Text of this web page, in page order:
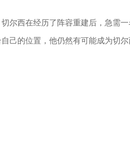
尔西在经历了阵容重建后，急需
己的位置，他仍然有可能成为切尔